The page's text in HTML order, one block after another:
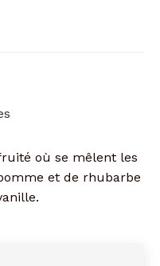
où se mêlent les
et de rhubarbe